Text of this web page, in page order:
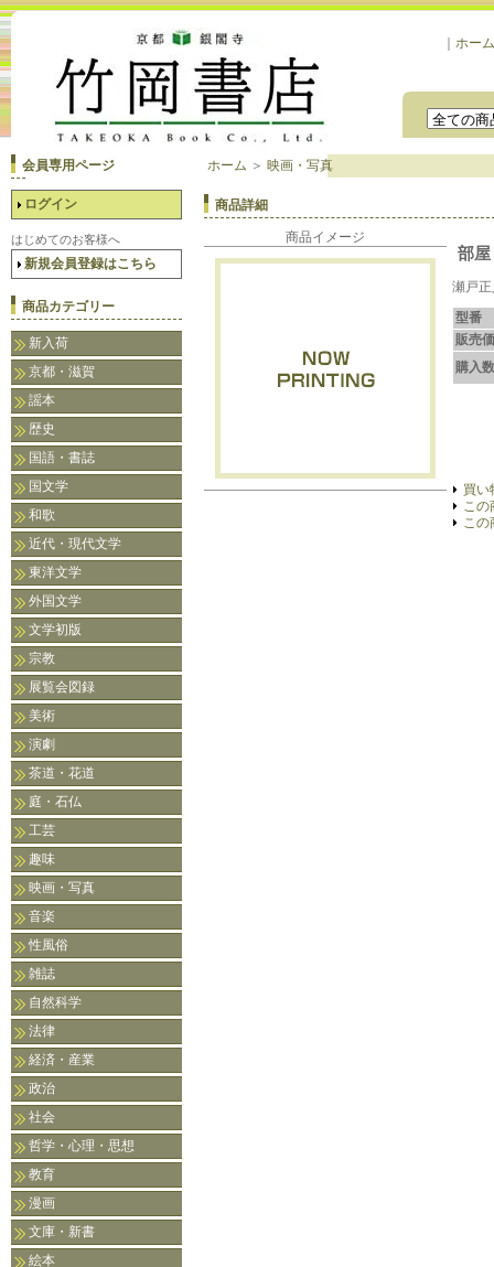
ホーム
会員専用ページ
ログイン
はじめてのお客様へ
新規会員登録はこちら
商品カテゴリー
新入荷
京都・滋賀
謡本
歴史
国語・書誌
国文学
和歌
近代・現代文学
東洋文学
外国文学
文学初版
宗教
展覧会図録
美術
演劇
茶道・花道
庭・石仏
工芸
趣味
映画・写真
音楽
性風俗
雑誌
自然科学
法律
経済・産業
政治
社会
哲学・心理・思想
教育
漫画
文庫・新書
絵本
ホーム ＞ 映画・写真
商品詳細
商品イメージ
部
瀬戸
型番
販売
購入数
買い
この
この